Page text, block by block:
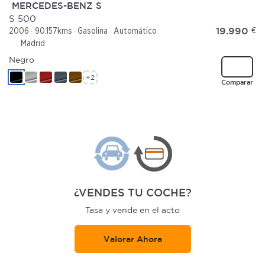
MERCEDES-BENZ S
S 500
2006 90.157kms Gasolina
Automático
Madrid
19.990 €
Comparar
Negro
+2
¿VENDES TU COCHE?
Tasa y vende en el acto
Valorar Ahora